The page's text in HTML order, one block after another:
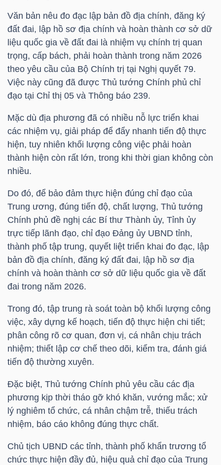
Văn bản nêu đo đạc lập bản đồ địa chính, đăng ký
đất đai, lập hồ sơ địa chính và hoàn thành cơ sở dữ
liệu quốc gia về đất đai là nhiệm vụ chính trị quan
trọng, cấp bách, phải hoàn thành trong năm 2026
theo yêu cầu của Bộ Chính trị tại Nghị quyết 79.
Việc này cũng đã được Thủ tướng Chính phủ chỉ
đạo tại Chỉ thị 05 và Thông báo 239.
Mặc dù địa phương đã có nhiều nỗ lực triển khai
các nhiệm vụ, giải pháp để đẩy nhanh tiến độ thực
hiện, tuy nhiên khối lượng công việc phải hoàn
thành hiện còn rất lớn, trong khi thời gian không còn
nhiều.
Do đó, để bảo đảm thực hiện đúng chỉ đạo của
Trung ương, đúng tiến độ, chất lượng, Thủ tướng
Chính phủ đề nghị các Bí thư Thành ủy, Tỉnh ủy
trực tiếp lãnh đạo, chỉ đạo Đảng ủy UBND tỉnh,
thành phố tập trung, quyết liệt triển khai đo đạc, lập
bản đồ địa chính, đăng ký đất đai, lập hồ sơ địa
chính và hoàn thành cơ sở dữ liệu quốc gia về đất
đai trong năm 2026.
Trong đó, tập trung rà soát toàn bộ khối lượng công
việc, xây dựng kế hoạch, tiến độ thực hiện chi tiết;
phân công rõ cơ quan, đơn vị, cá nhân chịu trách
nhiệm; thiết lập cơ chế theo dõi, kiểm tra, đánh giá
tiến độ thường xuyên.
Đặc biệt, Thủ tướng Chính phủ yêu cầu các địa
phương kịp thời tháo gỡ khó khăn, vướng mắc; xử
lý nghiêm tổ chức, cá nhân chậm trễ, thiếu trách
nhiệm, báo cáo không đúng thực chất.
Chủ tịch UBND các tỉnh, thành phố khẩn trương tổ
chức thực hiện đầy đủ, hiệu quả chỉ đạo của Trung
ĐÔNG
DƯƠNG
TÀI
CHÍNH
CÁ
NHÂN
PHÂN
VIETSTOCKFINANCE
VĨ
MÔ
NGÀNH
DOANH
NGHIỆP
PHIẾU